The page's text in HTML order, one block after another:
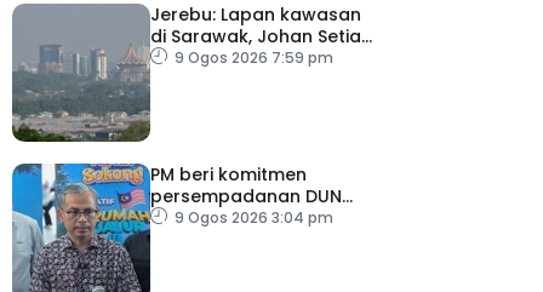
Jerebu: Lapan kawasan
di Sarawak, Johan Setia
di Selangor catat IPU
9 Ogos 2026 7:59 pm
PM beri komitmen
persempadanan DUN
Sarawak, minta laporan
9 Ogos 2026 3:04 pm